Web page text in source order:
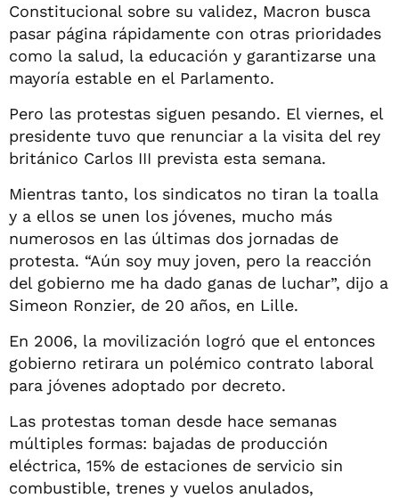
Constitucional sobre su validez, Macron busca
pasar página rápidamente con otras prioridades
como la salud, la educación y garantizarse una
mayoría estable en el Parlamento.
Pero las protestas siguen pesando. El viernes, el
presidente tuvo que renunciar a la visita del rey
británico Carlos III prevista esta semana.
Mientras tanto, los sindicatos no tiran la toalla
y a ellos se unen los jóvenes, mucho más
numerosos en las últimas dos jornadas de
protesta. “Aún soy muy joven, pero la reacción
del gobierno me ha dado ganas de luchar”, dijo a
Simeon Ronzier, de 20 años, en Lille.
En 2006, la movilización logró que el entonces
gobierno retirara un polémico contrato laboral
para jóvenes adoptado por decreto.
Las protestas toman desde hace semanas
múltiples formas: bajadas de producción
eléctrica, 15% de estaciones de servicio sin
combustible, trenes y vuelos anulados,